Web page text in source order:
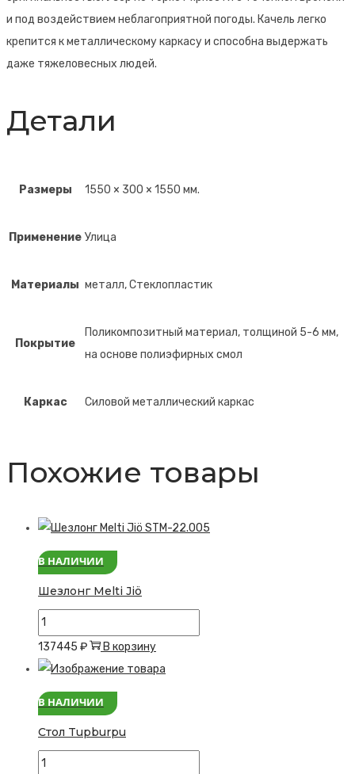
и под воздействием неблагоприятной погоды. Качель легко
крепится к металлическому каркасу и способна выдержать
даже тяжеловесных людей.
Детали
Размеры 1550 × 300 × 1550 мм.
Применение Улица
Материалы металл, Стеклопластик
Покрытие
Поликомпозитный материал, толщиной 5-6 мм,
на основе полиэфирных смол
Каркас Силовой металлический каркас
Похожие товары
В НАЛИЧИИ
Шезлонг Melti Jiö
Количество
товара
Шезлонг
Jiö
137445 ₽ В корзину
В НАЛИЧИИ
Стол Tupburpu
Количество